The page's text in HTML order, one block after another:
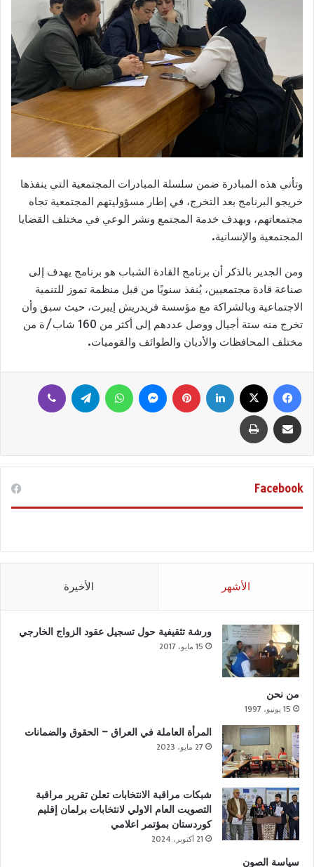
وتأتي هذه المبادرة ضمن سلسلة المبادرات المجتمعية التي ينفذها
خريجو البرنامج بعد التخرج، في إطار مسؤوليتهم المجتمعية تجاه
مجتمعاتهم، وبهدف خدمة المجتمع ونشر الوعي في مختلف القضايا
المجتمعية والإنسانية.
ومن الجدير بالذكر أن برنامج القادة الشباب هو برنامج يهدف إلى
صناعة قادة مجتمعيين، يُنفذ سنويًا من قبل منظمة تموز للتنمية
الاجتماعية وبالشراكة مع مؤسسة فريدريش إيبرت، حيث سبق وأن
تخرج منه ستة أجيال ووصل عددهم إلى أكثر من 160 شاب/ة من
مختلف المحافظات والأديان والطوائف والقوميات.
Facebook
الأشهر الأخيرة
ورشة تثقيفية حول تسجيل عقود الزواج الخارجي
15 مايو، 2017
من نحن
15 يونيو، 1997
المرأة العاملة في العراق – الحقوق والضمانات
27 مايو، 2023
شبكات مراقبة الانتخابات تعلن تقرير مراقبة
التصويت العام الاولي لانتخابات برلمان إقليم
كوردستان بمؤتمر اعلامي
21 أكتوبر، 2024
سياسة الصون